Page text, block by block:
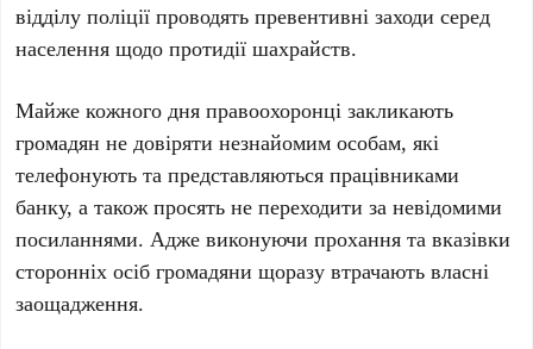
відділу поліції проводять превентивні заходи серед
населення щодо протидії шахрайств.
Майже кожного дня правоохоронці закликають
громадян не довіряти незнайомим особам, які
телефонують та представляються працівниками
банку, а також просять не переходити за невідомими
посиланнями. Адже виконуючи прохання та вказівки
сторонніх осіб громадяни щоразу втрачають власні
заощадження.